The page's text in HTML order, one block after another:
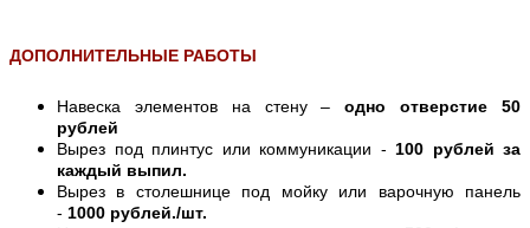
ДОПОЛНИТЕЛЬНЫЕ РАБОТЫ
Навеска элементов на стену –одно отверстие 50
рублей
Вырез под плинтус или коммуникации - 100 рублей за
каждый выпил.
Вырез в столешнице под мойку или варочную панель
- 1000 рублей./шт.